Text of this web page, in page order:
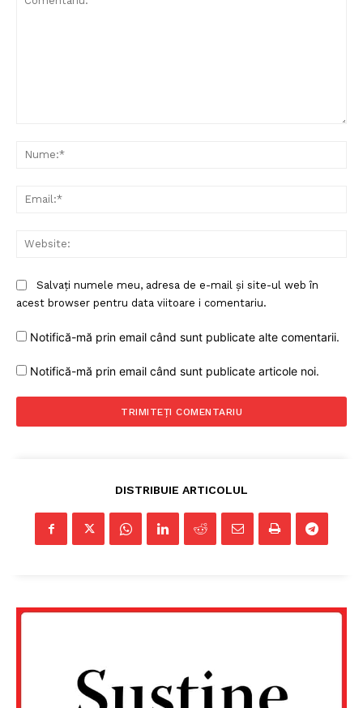
Proiecte editoriale
Contact
Salvați numele meu, adresa de e-mail și site-ul web în
acest browser pentru data viitoare i comentariu.
Notifică-mă prin email când sunt publicate alte comentarii.
Notifică-mă prin email când sunt publicate articole noi.
DISTRIBUIE ARTICOLUL